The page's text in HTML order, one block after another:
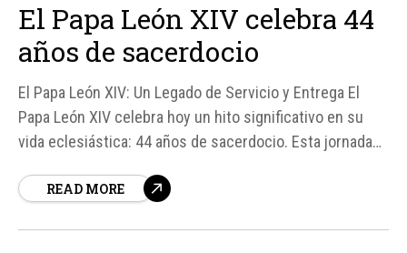
El Papa León XIV celebra 44
años de sacerdocio
El Papa León XIV: Un Legado de Servicio y Entrega El
Papa León XIV celebra hoy un hito significativo en su
vida eclesiástica: 44 años de sacerdocio. Esta jornada
ordenación sacerdotal del joven Robert Francis Prevost,
READ MORE